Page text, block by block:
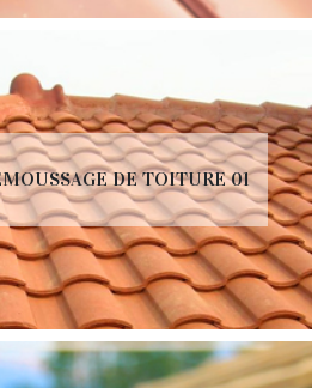
DE TOITURE 01